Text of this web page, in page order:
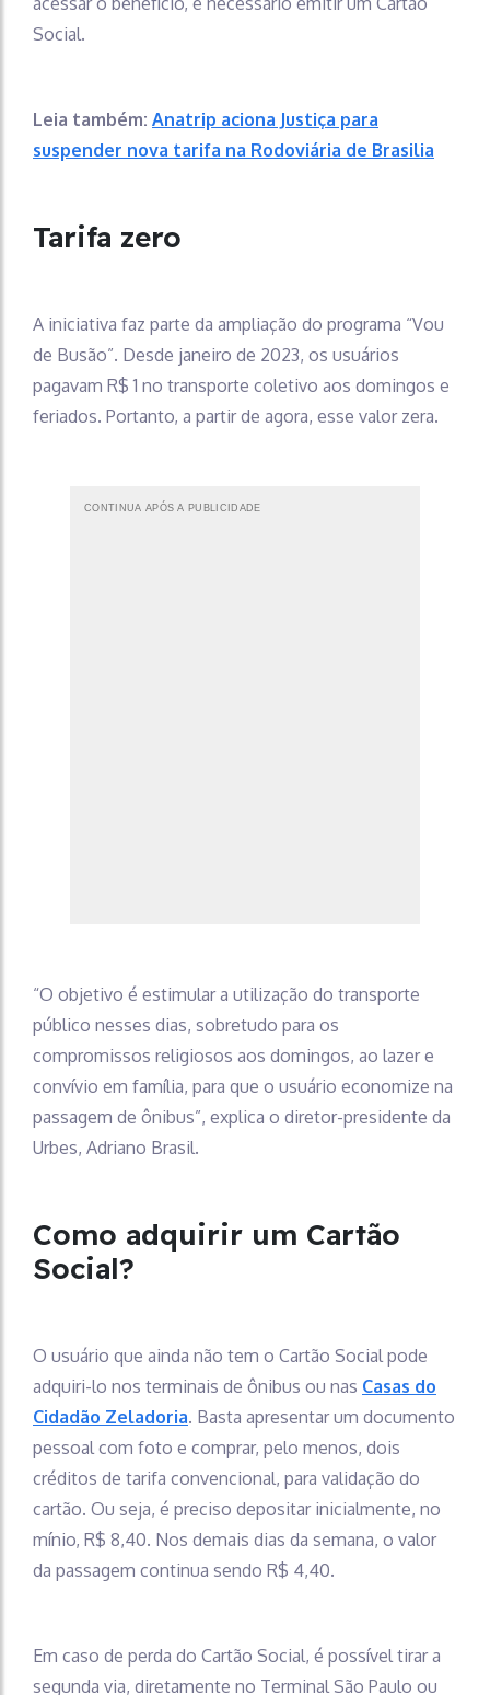
Social.
Leia também: Anatrip aciona Justiça para
suspender nova tarifa na Rodoviária de Brasilia
Tarifa zero
A iniciativa faz parte da ampliação do programa “Vou
de Busão”. Desde janeiro de 2023, os usuários
pagavam R$ 1 no transporte coletivo aos domingos e
feriados. Portanto, a partir de agora, esse valor zera.
CONTINUA APÓS A PUBLICIDADE
“O objetivo é estimular a utilização do transporte
público nesses dias, sobretudo para os
compromissos religiosos aos domingos, ao lazer e
convívio em família, para que o usuário economize na
passagem de ônibus”, explica o diretor-presidente da
Urbes, Adriano Brasil.
Como adquirir um Cartão
Social?
O usuário que ainda não tem o Cartão Social pode
adquiri-lo nos terminais de ônibus ou nas Casas do
Cidadão Zeladoria. Basta apresentar um documento
pessoal com foto e comprar, pelo menos, dois
créditos de tarifa convencional, para validação do
cartão. Ou seja, é preciso depositar inicialmente, no
mínio, R$ 8,40. Nos demais dias da semana, o valor
da passagem continua sendo R$ 4,40.
Em caso de perda do Cartão Social, é possível tirar a
segunda via, diretamente no Terminal São Paulo ou